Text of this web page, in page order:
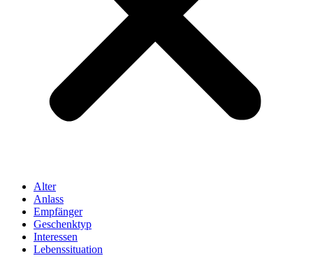
Alter
Anlass
Empfänger
Geschenktyp
Interessen
Lebenssituation